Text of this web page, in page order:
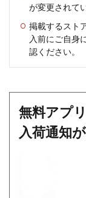
が変更されて
掲載するスト
入前にご自身
認ください。
無料アプ
入荷通知